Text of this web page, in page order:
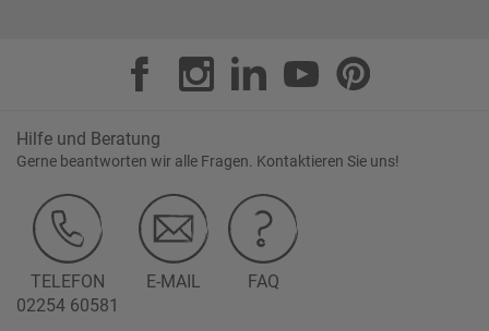
Hilfe und Beratung
Gerne beantworten wir alle Fragen. Kontaktieren Sie uns!
TELEFON
02254 60581
E-MAIL FAQ